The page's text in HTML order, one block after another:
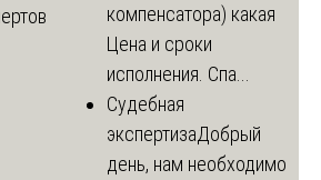
компенсатора) какая
Цена и сроки
исполнения. Спа...
Судебная
экспертизаДобрый
день, нам необходимо